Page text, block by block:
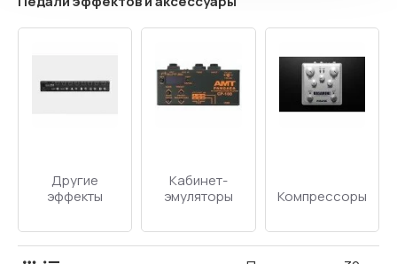
Другие
эффекты
Кабинет-
эмуляторы
Компрессоры